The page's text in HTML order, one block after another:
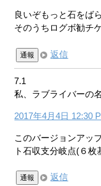
良いぞもっと石をば
そのうちログボ勧チ
通報 返信
7.1
私、ラブライバーの
2017年4月4日 12:30
このバージョンアッ
ト石収支分岐点(６
通報 返信